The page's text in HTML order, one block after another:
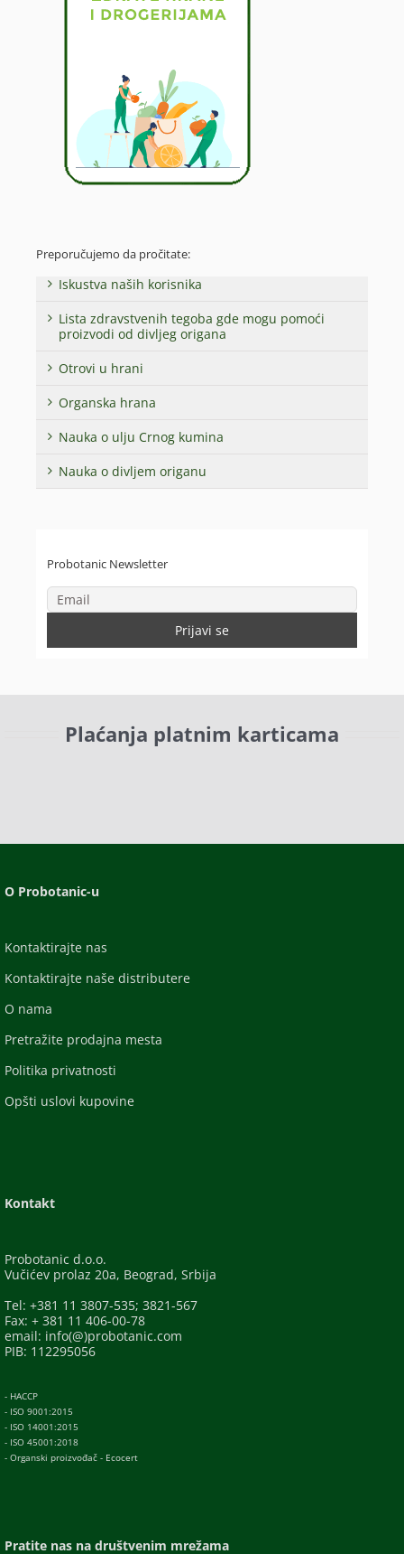
Preporučujemo da pročitate:
Iskustva naših korisnika
Lista zdravstvenih tegoba gde mogu pomoći
proizvodi od divljeg origana
Otrovi u hrani
Organska hrana
Nauka o ulju Crnog kumina
Nauka o divljem origanu
Probotanic Newsletter
Plaćanja platnim karticama
O Probotanic-u
Kontaktirajte nas
Kontaktirajte naše distributere
O nama
Pretražite prodajna mesta
Politika privatnosti
Opšti uslovi kupovine
Kontakt
Probotanic d.o.o.
Vučićev prolaz 20a, Beograd, Srbija
Tel: +381 11 3807-535; 3821-567
Fax: + 381 11 406-00-78
email: info(@)probotanic.com
PIB: 112295056
- HACCP
- ISO 9001:2015
- ISO 14001:2015
- ISO 45001:2018
- Organski proizvođač - Ecocert
Pratite nas na društvenim mrežama